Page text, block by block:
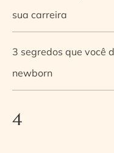
sua carreira
3 segredos que você
newborn
4